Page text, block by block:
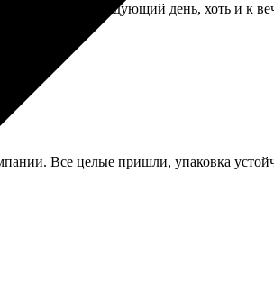
уже на следующий день, хоть и к
Все целые пришли, упаковка